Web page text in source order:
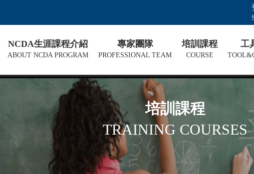
NCDA生涯課程介紹
ABOUT NCDA PROGRAM
專家團隊
PROFESSIONAL TEAM
培訓課程
COURSE
工
培訓課程
TRAINING COURSES